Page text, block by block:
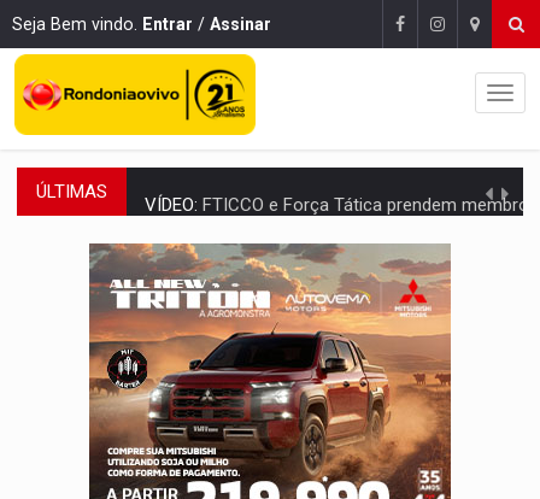
Seja Bem vindo. Entrar / Assinar
ÚLTIMAS VÍDEO: FTICCO e Força Tática prendem membro do CV com arma e drogas
INCLUSÃO:Prefeitura fortalece parceria com a APAE para ampliar ações
DEFESA:Exército testa inovações no combate a drones durante
TEMAS SOCIOAMBIENTAIS:Em Itapuã do Oeste, CINEMAZÔNIA leva cinema
PREVISÃO:Interior de Rondônia terá sábado (8) de calor intenso
INFRAESTRUTURA:Após quase 30 anos de espera, asfalto chega ao
A ILHA:Coreografia de Rondônia estreia na programação do Festival de